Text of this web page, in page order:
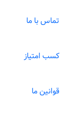
تماس با ما
کسب امتیاز
قوانین ما